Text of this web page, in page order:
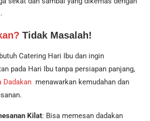
Tidak Masalah!
Catering Hari Ibu dan ingin
pada Hari Ibu tanpa persiapan panjang,
Dadakan menawarkan kemudahan dan
Kilat: Bisa memesan dadakan